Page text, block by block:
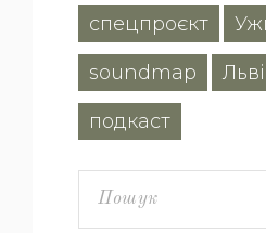
спецпроєкт
soundmap
подкаст